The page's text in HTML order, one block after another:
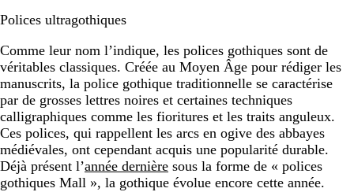
Polices ultragothiques
Comme leur nom l’indique, les polices gothiques sont de
véritables classiques. Créée au Moyen Âge pour rédiger les
manuscrits, la police gothique traditionnelle se caractérise
par de grosses lettres noires et certaines techniques
calligraphiques comme les fioritures et les traits anguleux.
Ces polices, qui rappellent les arcs en ogive des abbayes
médiévales, ont cependant acquis une popularité durable.
Déjà présent l’année dernière sous la forme de « polices
gothiques Mall », la gothique évolue encore cette année.